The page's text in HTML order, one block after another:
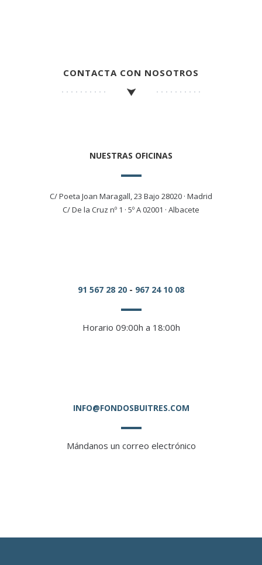
CONTACTA CON NOSOTROS
NUESTRAS OFICINAS
C/ Poeta Joan Maragall, 23 Bajo 28020 · Madrid
C/ De la Cruz nº 1 · 5º A 02001 · Albacete
91 567 28 20 - 967 24 10 08
Horario 09:00h a 18:00h
INFO@FONDOSBUITRES.COM
Mándanos un correo electrónico